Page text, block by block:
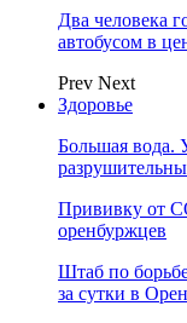
Два человека
автобусом в
Prev Next
Здоровье
Большая вода.
Прививку от
оренбуржцев
Штаб по
за сутки в